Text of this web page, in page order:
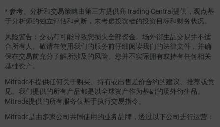
* 参考、分析和交易策略由第三方提供商Trading Central提供，观点基
于分析师的独立评估和判断，未考虑投资者的投资目标和财务状况。
风险警告：交易有可能导致您损失全部资金。场外衍生品交易并不适
合所有人。敬请在使用我们的服务前仔细阅读我们的法律文件，并确
保在交易前充分了解所涉及的风险。您并不实际拥有或持有任何相关
基础资产。
Mitrade不提供任何关于购买、持有或出售差价合约的建议、推荐或意
见。我们提供的所有产品都是以全球资产作为基础的场外衍生品。
Mitrade提供的所有服务仅基于执行交易指令。
Mitrade是由多家公司共同使用的业务品牌，透过以下公司进行运营：